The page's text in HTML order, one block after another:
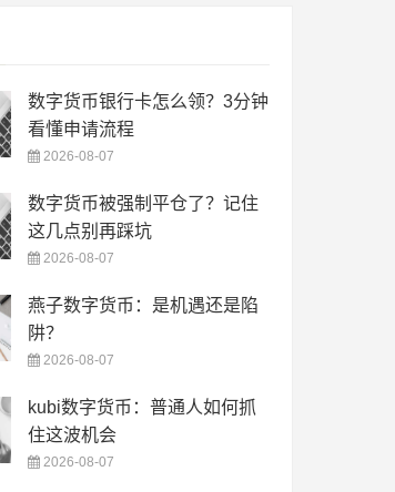
数字货币银行卡怎么领？3分钟
看懂申请流程
2026-08-07
数字货币被强制平仓了？记住
这几点别再踩坑
2026-08-07
燕子数字货币：是机遇还是陷
阱？
2026-08-07
kubi数字货币：普通人如何抓
住这波机会
2026-08-07